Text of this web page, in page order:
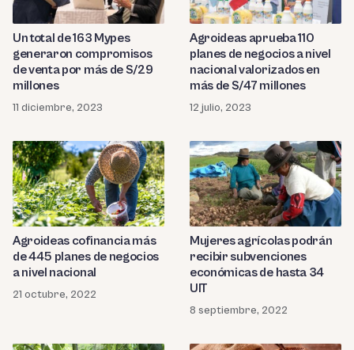
Un total de 163 Mypes
generaron compromisos
de venta por más de S/29
millones
11 diciembre, 2023
Agroideas aprueba 110
planes de negocios a nivel
nacional valorizados en
más de S/47 millones
12 julio, 2023
Agroideas cofinancia más
de 445 planes de negocios
a nivel nacional
21 octubre, 2022
Mujeres agrícolas podrán
recibir subvenciones
económicas de hasta 34
UIT
8 septiembre, 2022